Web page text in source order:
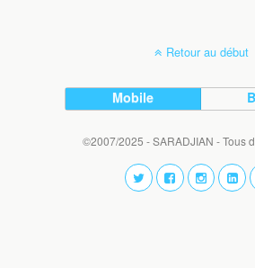
Retour au début
Mobile
©2007/2025 - SARADJIAN - Tous